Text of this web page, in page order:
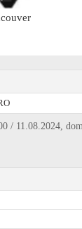
/ 11.08.2024,